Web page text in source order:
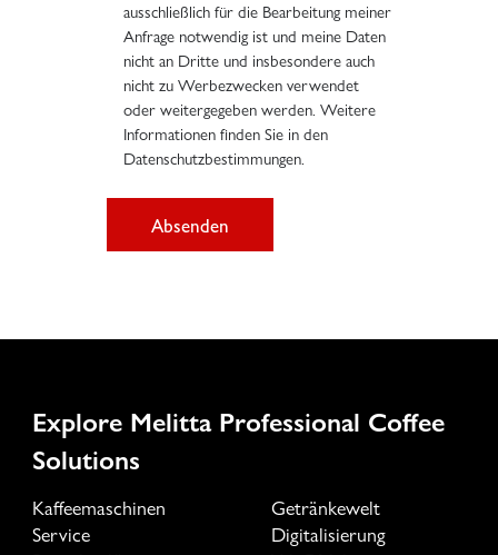
ausschließlich für die Bearbeitung meiner
Anfrage notwendig ist und meine Daten
nicht an Dritte und insbesondere auch
nicht zu Werbezwecken verwendet
oder weitergegeben werden. Weitere
Informationen finden Sie in den
Datenschutzbestimmungen.
Absenden
Explore Melitta Professional Coffee
Solutions
Kaffeemaschinen
Getränkewelt
Service
Digitalisierung